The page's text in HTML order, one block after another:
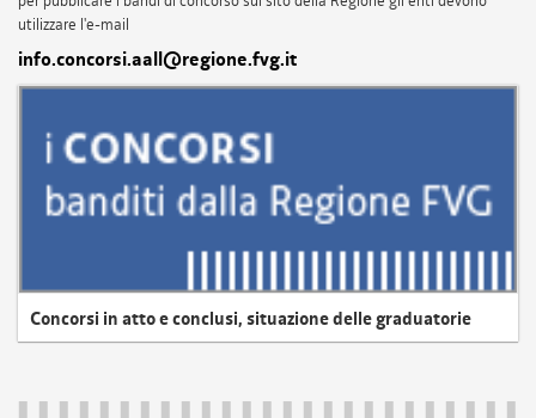
utilizzare l'e-mail
info.concorsi.aall@regione.fvg.it
Concorsi in atto e conclusi, situazione delle graduatorie